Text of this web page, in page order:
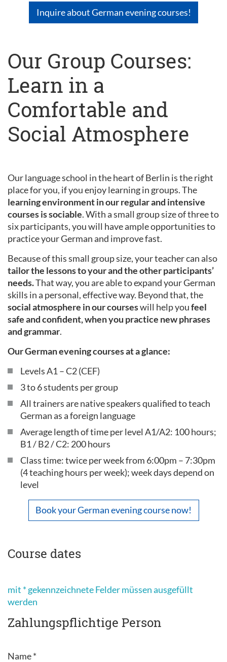
Inquire about German evening courses!
Our Group Courses:
Learn in a
Comfortable and
Social Atmosphere
Our language school in the heart of Berlin is the right
place for you, if you enjoy learning in groups. The
learning environment in our regular and intensive
courses is sociable. With a small group size of three to
six participants, you will have ample opportunities to
practice your German and improve fast.
Because of this small group size, your teacher can also
tailor the lessons to your and the other participants’
needs.That way, you are able to expand your German
skills in a personal, effective way. Beyond that, the
social atmosphere in our courseswill help youfeel
safe and confident, when you practice new phrases
and grammar.
Our German evening courses at a glance:
Levels A1 – C2 (CEF)
3 to 6 students per group
All trainers are native speakers qualified to teach
German as a foreign language
Average length of time per level A1/A2: 100 hours;
B1 / B2 / C2: 200 hours
Class time: twice per week from 6:00pm – 7:30pm
(4 teaching hours per week); week days depend on
level
Book your German evening course now!
Course dates
mit * gekennzeichnete Felder müssen ausgefüllt
werden
Zahlungspflichtige Person
Name *